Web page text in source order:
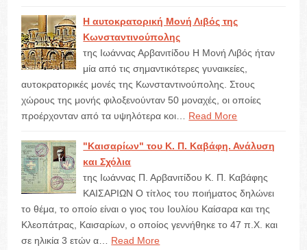
Η αυτοκρατορική Μονή Λιβός της
Κωνσταντινούπολης
της Ιωάννας Αρβανιτίδου Η Μονή Λιβός ήταν
μία από τις σημαντικότερες γυναικείες,
αυτοκρατορικές μονές της Κωνσταντινούπολης. Στους
χώρους της μονής φιλοξενούνταν 50 μοναχές, οι οποίες
προέρχονταν από τα υψηλότερα κοι… Read More
"Καισαρίων" του Κ. Π. Καβάφη. Ανάλυση
και Σχόλια
της Ιωάννας Π. Αρβανιτίδου Κ. Π. Καβάφης
ΚΑΙΣΑΡΙΩΝ Ο τίτλος του ποιήματος δηλώνει
το θέμα, το οποίο είναι ο γιος του Ιουλίου Καίσαρα και της
Κλεοπάτρας, Καισαρίων, ο οποίος γεννήθηκε το 47 π.Χ. και
σε ηλικία 3 ετών α… Read More